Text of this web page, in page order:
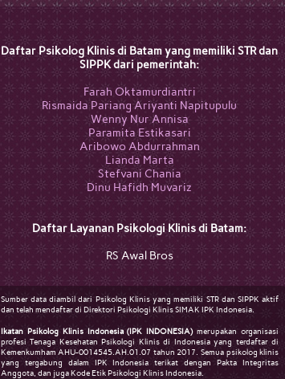
Daftar Psikolog Klinis di Batam yang memiliki STR dan
SIPPK dari pemerintah:
Farah Oktamurdiantri
Rismaida Pariang Ariyanti Napitupulu
Wenny Nur Annisa
Paramita Estikasari
Aribowo Abdurrahman
Lianda Marta
Stefvani Chania
Dinu Hafidh Muvariz
Daftar Layanan Psikologi Klinis di Batam:
RS Awal Bros
Sumber data diambil dari Psikolog Klinis yang memiliki STR dan SIPPK aktif
dan telah mendaftar di Direktori Psikologi Klinis SIMAK IPK Indonesia.
Ikatan Psikolog Klinis Indonesia (IPK INDONESIA)merupakan organisasi
profesi Tenaga Kesehatan Psikologi Klinis di Indonesia yang terdaftar di
Kemenkumham AHU-0014545.AH.01.07 tahun 2017. Semua psikolog klinis
yang tergabung dalam IPK Indonesia terikat dengan Pakta Integritas
Anggota, dan juga Kode Etik Psikologi Klinis Indonesia.